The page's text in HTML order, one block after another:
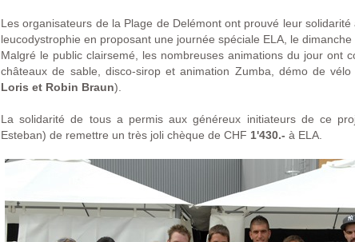
Les organisateurs de la Plage de Delémont ont prouvé leur
leucodystrophie en proposant une journée spéciale ELA, le dimanche
Malgré le public clairsemé, les nombreuses animations du jour ont
châteaux de sable, disco-sirop et animation Zumba, démo de
Loris et Robin Braun).
La solidarité de tous a permis aux généreux initiateurs de ce
Esteban) de remettre un très joli chèque de CHF 1'430.- à ELA.